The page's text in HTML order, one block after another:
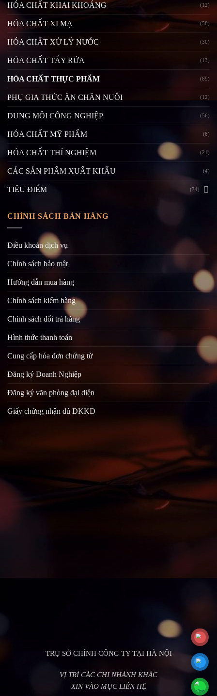
HÓA CHẤT KHAI KHOÁNG (12)
HÓA CHẤT XI MẠ (58)
HÓA CHẤT XỬ LÝ NƯỚC (30)
HÓA CHẤT TẨY RỬA (13)
HÓA CHẤT THỰC PHẨM (89)
PHỤ GIA THỨC ĂN CHĂN NUÔI (12)
DUNG MÔI CÔNG NGHIỆP (56)
HÓA CHẤT MỸ PHẨM (8)
HÓA CHẤT THÍ NGHIỆM (21)
CÁC SẢN PHẨM XUẤT KHẨU (4)
TIÊU ĐIỂM (74)
CHÍNH SÁCH BÁN HÀNG
Điều khoản dịch vụ
Chính sách bảo mật
Hướng dẫn mua hàng
Chính sách kiểm hàng
Chính sách đổi trả hàng
Hình thức thanh toán
Cung cấp hóa đơn chứng từ
Đăng ký Doanh Nghiệp
Đăng ký văn phòng đại diện
Giấy chứng nhận đủ ĐKKD
TRỤ SỞ CHÍNH CÔNG TY TẠI HÀ NỘI
VỊ TRÍ CÁC CHI NHÁNH KHÁC
XIN VÀO MỤC LIÊN HỆ